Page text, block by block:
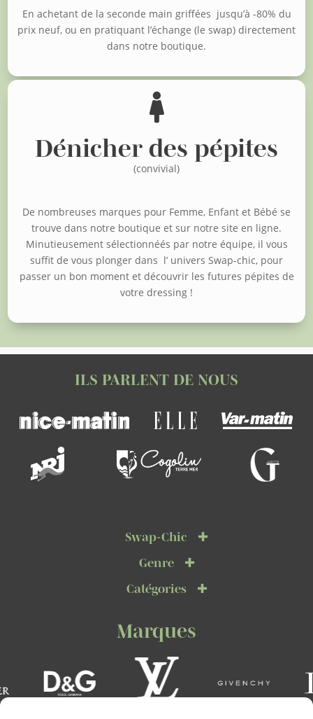
En achetant de la seconde main griffées jusqu’à -80% du
prix neuf, ou en pratiquant l’échange (le swap) directement
dans notre boutique.

Dénicher des pépites
(convivial)
De nombreuses marques pour Femme, Enfant et Bébé se
trouve dans notre boutique et sur notre site en ligne.
Minutieusement sélectionnéés par notre équipe, il vous
suffit de vous plonger dans l’ univers Swap-chic, pour
passer un bon moment et découvrir les futures pépites de
votre dressing !
ILS PARLENT DE NOUS
Swap-Chic
Genre
Catégories
Marques